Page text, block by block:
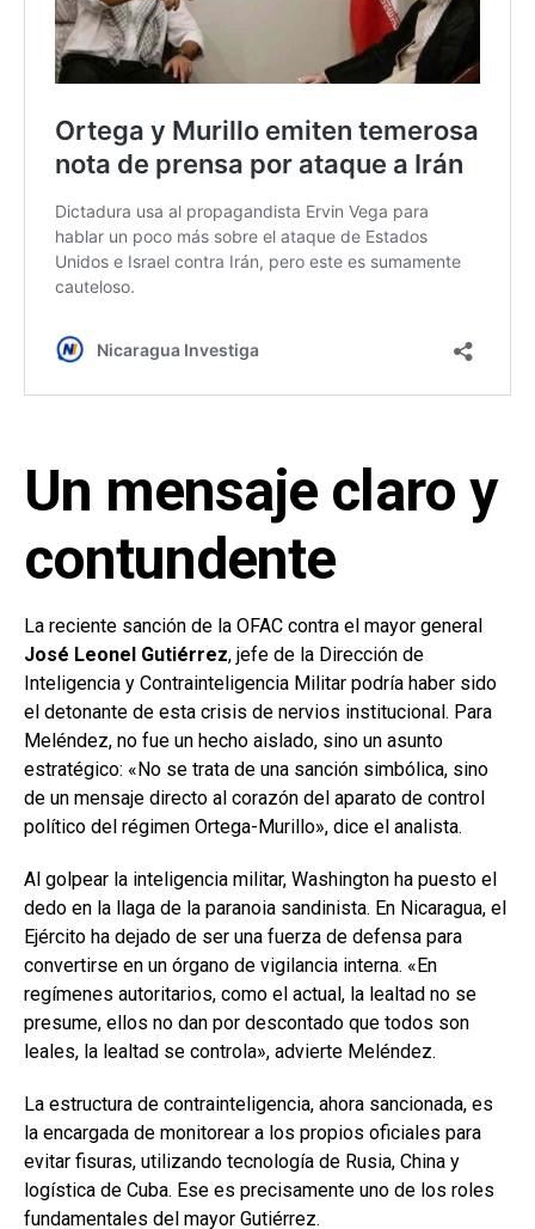
Un mensaje claro y
contundente
La reciente sanción de la OFAC contra el mayor general
José Leonel Gutiérrez, jefe de la Dirección de
Inteligencia y Contrainteligencia Militar podría haber sido
el detonante de esta crisis de nervios institucional. Para
Meléndez, no fue un hecho aislado, sino un asunto
estratégico: «No se trata de una sanción simbólica, sino
de un mensaje directo al corazón del aparato de control
político del régimen Ortega-Murillo», dice el analista.
Al golpear la inteligencia militar, Washington ha puesto el
dedo en la llaga de la paranoia sandinista. En Nicaragua, el
Ejército ha dejado de ser una fuerza de defensa para
convertirse en un órgano de vigilancia interna. «En
regímenes autoritarios, como el actual, la lealtad no se
presume, ellos no dan por descontado que todos son
leales, la lealtad se controla», advierte Meléndez.
La estructura de contrainteligencia, ahora sancionada, es
la encargada de monitorear a los propios oficiales para
evitar fisuras, utilizando tecnología de Rusia, China y
logística de Cuba. Ese es precisamente uno de los roles
fundamentales del mayor Gutiérrez.